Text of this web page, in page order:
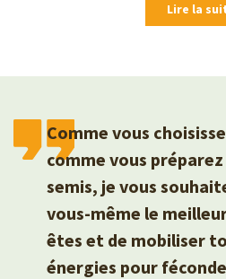
Lire la
Comme vous
comme vous
semis, je vous
vous-même le
êtes et de mobiliser
énergies pour